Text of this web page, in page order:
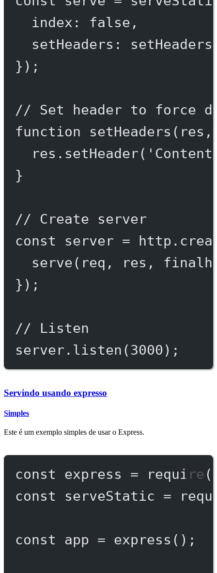
index: false ,
setHeaders:
});
// Set header to force
function
setHeaders ( res
res. setHeader(
}
// Create server
const
server = http.
serve(req, res,
});
// Listen
server. listen (3000 );
Servindo usando expresso
Simples
Este é um exemplo simples de usar o Express.
const express = require (
const
serveStatic =
const app = express ();